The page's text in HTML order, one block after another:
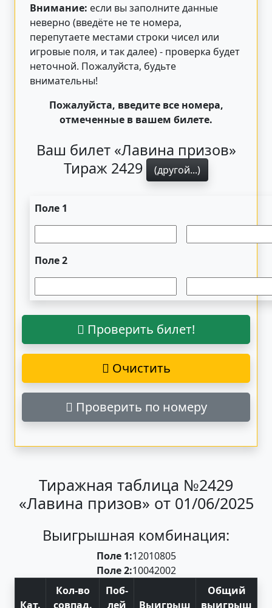
Внимание: если вы заполните данные
неверно (введёте не те номера,
перепутаете местами строки чисел или
игровые поля, и так далее) - проверка будет
неточной. Пожалуйста, будьте
внимательны!
Пожалуйста, введите все номера,
отмеченные в вашем билете.
Ваш билет «Лавина призов»
Тираж 2429
(другой...)
Поле 1
Поле 2
Проверить билет!
Очистить
Проверить по номеру
Тиражная таблица №2429
«Лавина призов» от 01/06/2025
Выигрышная комбинация:
Поле 1:12010805
Поле 2:10042002
Кат.
Кол-во
совпад.
Поб-
лей
Выигрыш
Общий
выигрыш